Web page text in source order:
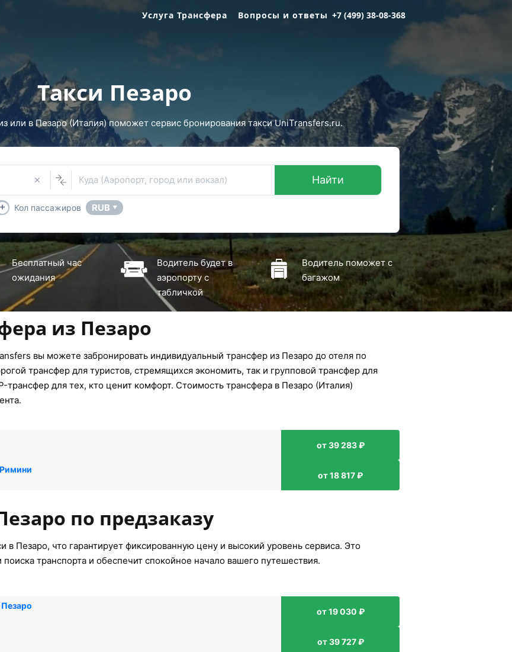
Услуга Трансфера Вопросы и ответы +7 (499) 38-08-368
Такси Пезаро
или в Пезаро (Италия) поможет сервис бронирования такси UniTransfers.ru.
Куда (Аэропорт, город или вокзал) Найти
+ Кол пассажиров RUB ▼
Бесплатный час
ожидания
Водитель будет в
аэропорту с
табличкой
Водитель поможет с
багажом
из Пезаро
вы можете забронировать индивидуальный трансфер из Пезаро до отеля по
трансфер для туристов, стремящихся экономить, так и групповой трансфер для
для тех, кто ценит комфорт. Стоимость трансфера в Пезаро (Италия)
от 39 283 ₽
от 18 817 ₽
по предзаказу
в Пезаро, что гарантирует фиксированную цену и высокий уровень сервиса. Это
поиска транспорта и обеспечит спокойное начало вашего путешествия.
от 19 030 ₽
от 39 727 ₽